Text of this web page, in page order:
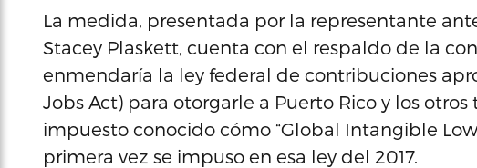
La medida, presentada por la representante
Stacey Plaskett, cuenta con el respaldo de la
enmendaría la ley federal de contribuciones
Jobs Act) para otorgarle a Puerto Rico y los
impuesto conocido cómo “Global Intangible Low
primera vez se impuso en esa ley del 2017.